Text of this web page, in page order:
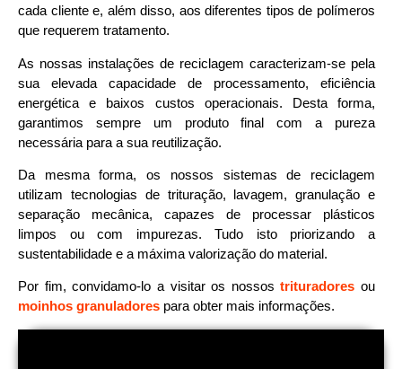
cada cliente e, além disso, aos diferentes tipos de polímeros
que requerem tratamento.
As nossas instalações de reciclagem caracterizam-se pela
sua elevada capacidade de processamento, eficiência
energética e baixos custos operacionais. Desta forma,
garantimos sempre um produto final com a pureza
necessária para a sua reutilização.
Da mesma forma, os nossos sistemas de reciclagem
utilizam tecnologias de trituração, lavagem, granulação e
separação mecânica, capazes de processar plásticos
limpos ou com impurezas. Tudo isto priorizando a
sustentabilidade e a máxima valorização do material.
Por fim, convidamo-lo a visitar os nossostrituradores ou
moinhos granuladores para obter mais informações.